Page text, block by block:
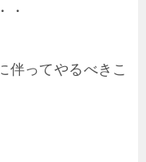
・
伴ってやるべきこ